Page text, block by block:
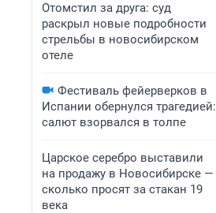
Отомстил за друга: суд
раскрыл новые подробности
стрельбы в новосибирском
отеле
Фестиваль фейерверков в
Испании обернулся трагедией:
салют взорвался в толпе
Царское серебро выставили
на продажу в Новосибирске —
сколько просят за стакан 19
века